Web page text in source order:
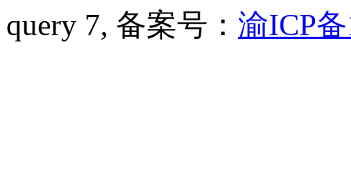
query 7, 备案号： 渝ICP